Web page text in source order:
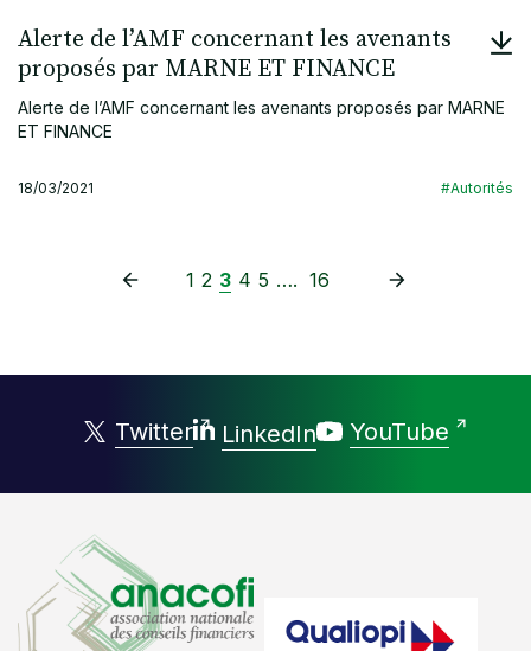
Alerte de l’AMF concernant les avenants
proposés par MARNE ET FINANCE
Alerte de l’AMF concernant les avenants proposés par MARNE
ET FINANCE
18/03/2021 #Autorités
1 2 3 4 5 …. 16
Twitter LinkedIn YouTube